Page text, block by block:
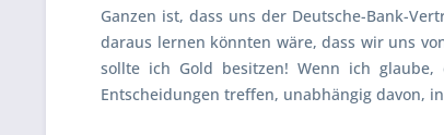
Ganzen ist, dass uns der Deutsche-Bank-
daraus lernen könnten wäre, dass wir uns
sollte ich Gold besitzen! Wenn ich glaube,
Entscheidungen treffen, unabhängig davon,